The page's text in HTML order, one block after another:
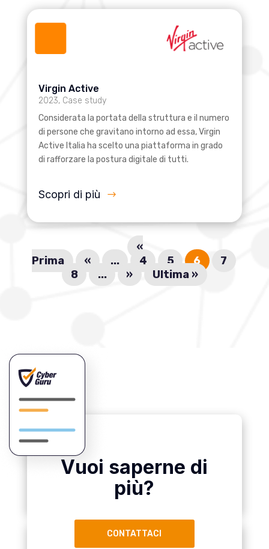
Virgin Active
2023, Case study
Considerata la portata della struttura e il numero
di persone che gravitano intorno ad essa, Virgin
Active Italia ha scelto una piattaforma in grado
di rafforzare la postura digitale di tutti.
Scopri di più
«
Prima
« ... 4 5 6
7
8
... » Ultima »
Vuoi saperne di
più?
CONTATTACI